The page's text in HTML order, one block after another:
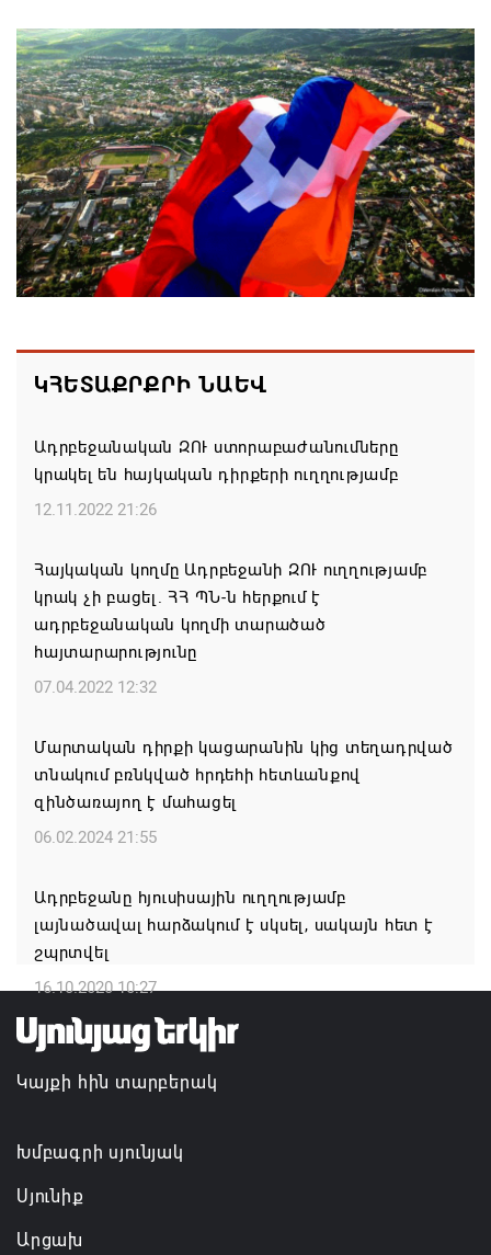
05.08.2026 15:44
Սպառված իշխանության ախտանիշը
05.08.2026 14:27
Եթե մարզային այցի ժամանակ հայտնվում ենք
այլ երկրի տարածքում, մեղավորը դուք եք․
պատգամավորը՝ ՔՊ-ականին
05.08.2026 12:08
արդյունքները. ՀՀ բուհերում այս տարի կսովորի
05.08.2026 11:57
Զգուշացում․ սոցիալական ցանցերում
ՍԶՆԱԿ ԵՎ ԴԻՑՄԱՅՐԻ ԳՅՈՒՂԵՐԸ ԱՅՍՈՒՀԵՏԵՎ
Հայկ Դեմոյանը հանցագործության մասին
հաղորդում է ներկայացրել
05.08.2026 11:06
ԿՀԵՏԱՔՐՔՐԻ ՆԱԵՎ
Ադրբեջանական ԶՈՒ ստորաբաժանումները
կրակել են հայկական դիրքերի ուղղությամբ
12.11.2022 21:26
Հայկական կողմը Ադրբեջանի ԶՈՒ ուղղությամբ
կրակ չի բացել. ՀՀ ՊՆ-ն հերքում է
ադրբեջանական կողմի տարածած
հայտարարությունը
07.04.2022 12:32
Մարտական դիրքի կացարանին կից տեղադրված
տնակում բռնկված հրդեհի հետևանքով
զինծառայող է մահացել
06.02.2024 21:55
Ադրբեջանը հյուսիսային ուղղությամբ
լայնածավալ հարձակում է սկսել, սակայն հետ է
շպրտվել
16.10.2020 10:27
Կայքի հին տարբերակ
Խմբագրի սյունյակ
Սյունիք
Արցախ